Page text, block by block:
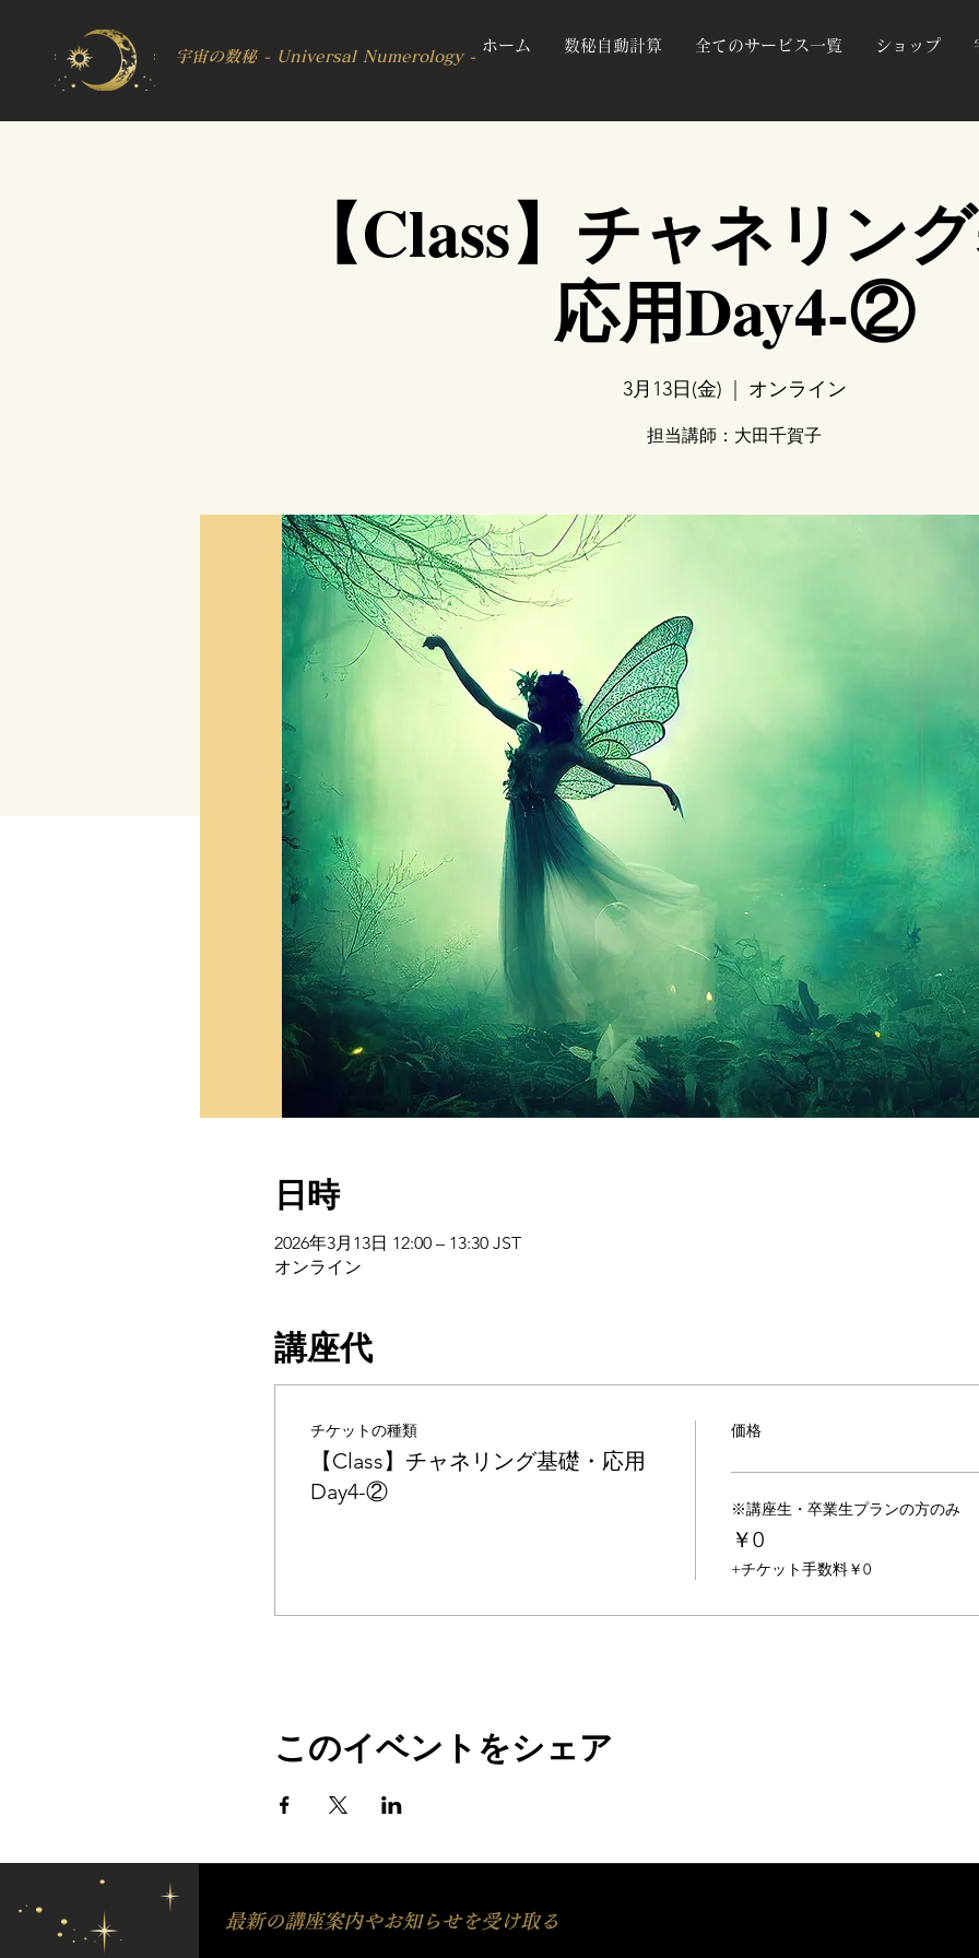
ホーム 数秘自動計算 全てのサービス一覧 ショップ
宇宙の数秘 - Universal Numerology -
【Class】チャネリン
応用Day4-②
3月13日(金) オンライン
担当講師：大田千賀子
日時
2026年3月13日 12:00 – 13:30 JST
オンライン
講座代
チケットの種類
【Class】チャネリング基礎・応用
Day4-②
価格
※講座生・卒業生プランの方のみ
￥0
+チケット手数料￥0
このイベントをシェア
最新の講座案内やお知らせを受け取る